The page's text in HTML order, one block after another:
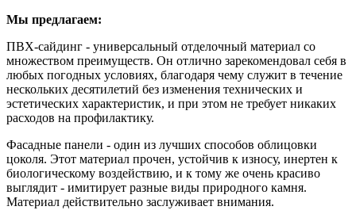
Мы предлагаем:
ПВХ-сайдинг - универсальный отделочный материал со
множеством преимуществ. Он отлично зарекомендовал себя в
любых погодных условиях, благодаря чему служит в течение
нескольких десятилетий без изменения технических и
эстетических характеристик, и при этом не требует никаких
расходов на профилактику.
Фасадные панели - один из лучших способов облицовки
цоколя. Этот материал прочен, устойчив к износу, инертен к
биологическому воздействию, и к тому же очень красиво
выглядит - имитирует разные виды природного камня.
Материал действительно заслуживает внимания.